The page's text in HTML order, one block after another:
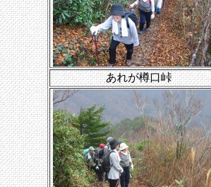
あれが樽口峠